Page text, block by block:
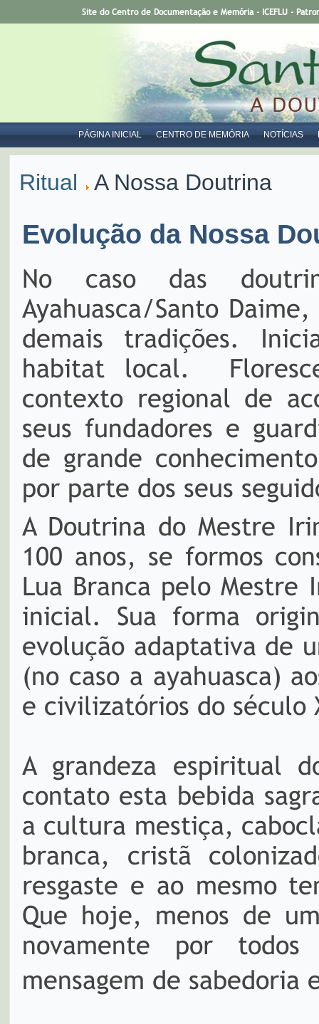
PÁGINA INICIAL CENTRO DE MEMÓRIA NOTÍCIAS
Site do Centro de Documentação e Memória - ICEFLU -
Ritual A Nossa Doutrina
Evolução da Nossa
No caso das
Ayahuasca/Santo
demais tradições.
habitat local.
contexto regional de
seus fundadores e
de grande
por parte dos seus
A Doutrina do Mestre
100 anos, se formos
Lua Branca pelo Mestre
inicial. Sua forma
evolução adaptativa de
(no caso a ayahuasca)
e civilizatórios do século
A grandeza espiritual
contato esta bebida
a cultura mestiça,
branca, cristã
resgaste e ao mesmo
Que hoje, menos de
novamente por
mensagem de sabedoria